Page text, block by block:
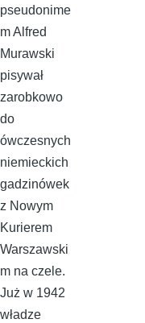
pseudonime
m Alfred
Murawski
pisywał
zarobkowo
do
ówczesnych
niemieckich
gadzinówek
z Nowym
Kurierem
Warszawski
m na czele.
Już w 1942
władze